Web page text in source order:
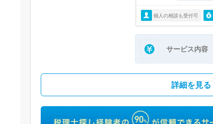
個人の相談も受付可
サービス内容
詳細を見る